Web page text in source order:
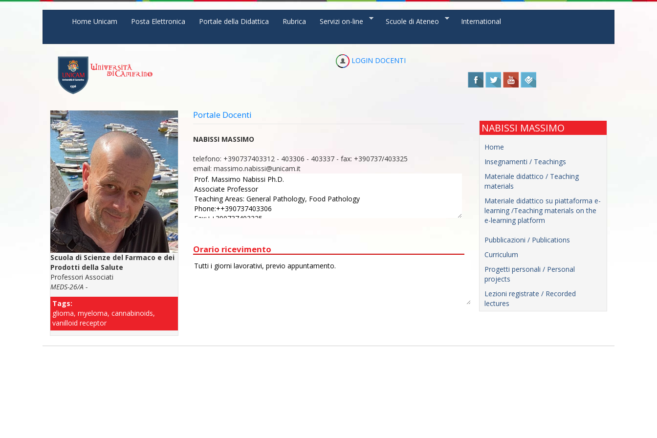
Home Unicam Posta Elettronica Portale della Didattica Rubrica Servizi on-line Scuole di Ateneo International
LOGIN DOCENTI
Scuola di Scienze del Farmaco e dei
Prodotti della Salute
Professori Associati
MEDS-26/A -
Tags:
glioma, myeloma, cannabinoids,
vanilloid receptor
Portale Docenti
NABISSI MASSIMO
telefono: +390737403312 - 403306 - 403337- fax: +390737/403325
email: massimo.nabissi@unicam.it
Orario ricevimento
NABISSI MASSIMO
Home
Insegnamenti / Teachings
Materiale didattico / Teaching
materials
Materiale didattico su piattaforma e-
learning /Teaching materials on the
e-learning platform
Pubblicazioni / Publications
Curriculum
Progetti personali / Personal
projects
Lezioni registrate / Recorded
lectures